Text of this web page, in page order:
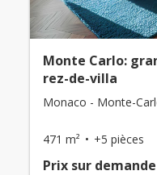
Monte Carlo:
rez-de-villa
Monaco - Monte-
471 m² +5 pièces
Prix ​​sur demande